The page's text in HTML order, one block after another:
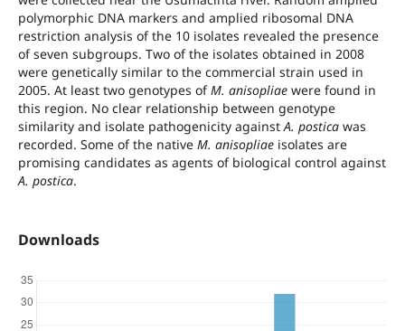
polymorphic DNA markers and amplied ribosomal DNA
restriction analysis of the 10 isolates revealed the presence
of seven subgroups. Two of the isolates obtained in 2008
were genetically similar to the commercial strain used in
2005. At least two genotypes ofM. anisopliaewere found in
this region. No clear relationship between genotype
similarity and isolate pathogenicity againstA. posticawas
recorded. Some of the native M. anisopliaeisolates are
promising candidates as agents of biological control against
A. postica.
Downloads